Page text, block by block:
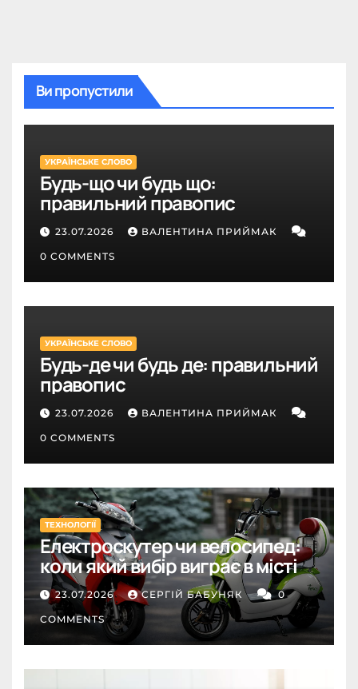
Ви пропустили
УКРАЇНСЬКЕ СЛОВО
Будь-що чи будь що:
правильний правопис
23.07.2026 ВАЛЕНТИНА ПРИЙМАК
0 COMMENTS
УКРАЇНСЬКЕ СЛОВО
Будь-де чи будь де: правильний
правопис
23.07.2026 ВАЛЕНТИНА ПРИЙМАК
0 COMMENTS
ТЕХНОЛОГІЇ
Електроскутер чи велосипед:
коли який вибір виграє в місті
23.07.2026 СЕРГІЙ БАБУНЯК 0
COMMENTS